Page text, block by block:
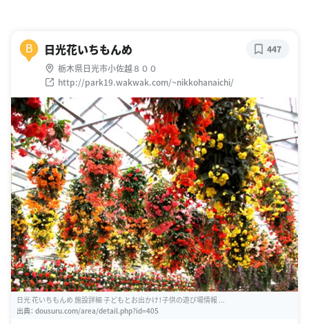
B 日光花いちもんめ
栃木県日光市小佐越８００
http://park19.wakwak.com/~nikkohanaichi/
447
日光 花いちもんめ 施設詳細 子どもとお出かけ！子供の遊び場情報 ...
出典： dousuru.com/area/detail.php?id=405